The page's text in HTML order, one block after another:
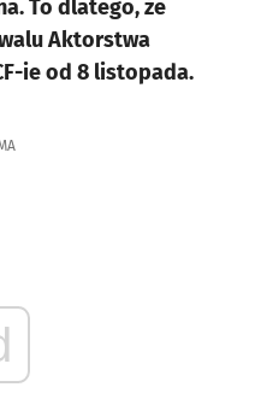
To dlatego, że
Aktorstwa
ie od 8 listopada.